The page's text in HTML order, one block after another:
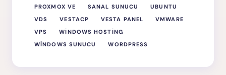
PROXMOX VE
SANAL SUNUCU
UBUNTU
VDS
VESTACP VESTA PANEL
VMWARE
VPS
WINDOWS HOSTING
WINDOWS SUNUCU
WORDPRESS